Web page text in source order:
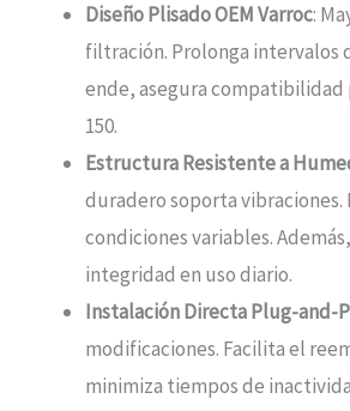
Diseño Plisado OEM Varroc:
filtración. Prolonga intervalos
ende, asegura compatibilidad
150.
Estructura Resistente a
duradero soporta vibraciones.
condiciones variables.
integridad en uso diario.
Instalación Directa Plug-and-
modificaciones. Facilita el
minimiza tiempos de